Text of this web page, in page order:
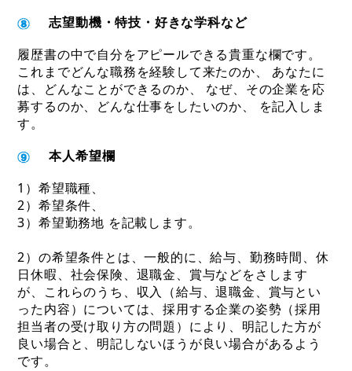
志望動機・特技・好きな学科など
履歴書の中で自分をアピールできる貴重な欄です。
これまでどんな職務を経験して来たのか、 あなたに
は、どんなことができるのか、 なぜ、その企業を応
募するのか、どんな仕事をしたいのか、 を記入しま
す。
本人希望欄
1）希望職種、
2）希望条件、
3）希望勤務地 を記載します。
2）の希望条件とは、一般的に、給与、勤務時間、休
日休暇、社会保険、退職金、賞与などをさします
が、これらのうち、収入（給与、退職金、賞与とい
った内容）については、採用する企業の姿勢（採用
担当者の受け取り方の問題）により、明記した方が
良い場合と、明記しないほうが良い場合があるよう
です。